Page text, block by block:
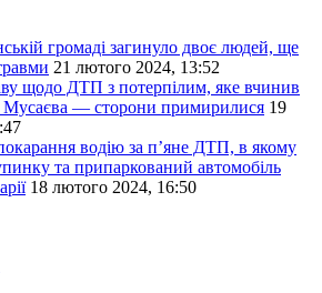
громаді загинуло двоє людей, ще
21 лютого 2024, 13:52
щодо ДТП з потерпілим, яке вчинив
Мусаєва — сторони примирилися 19
водію за п’яне ДТП, в якому
та припаркований автомобіль
18 лютого 2024, 16:50